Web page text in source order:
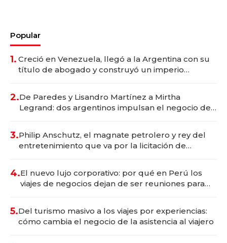
Popular
1. Creció en Venezuela, llegó a la Argentina con su
título de abogado y construyó un imperio
2.De Paredes y Lisandro Martínez a Mirtha
Legrand: dos argentinos impulsan el negocio del
3.Philip Anschutz, el magnate petrolero y rey del
entretenimiento que va por la licitación de
4.El nuevo lujo corporativo: por qué en Perú los
viajes de negocios dejan de ser reuniones para
5.Del turismo masivo a los viajes por experiencias:
cómo cambia el negocio de la asistencia al viajero